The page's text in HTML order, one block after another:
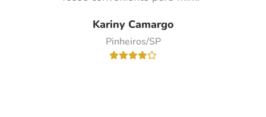
Kariny Camargo
Pinheiros/SP